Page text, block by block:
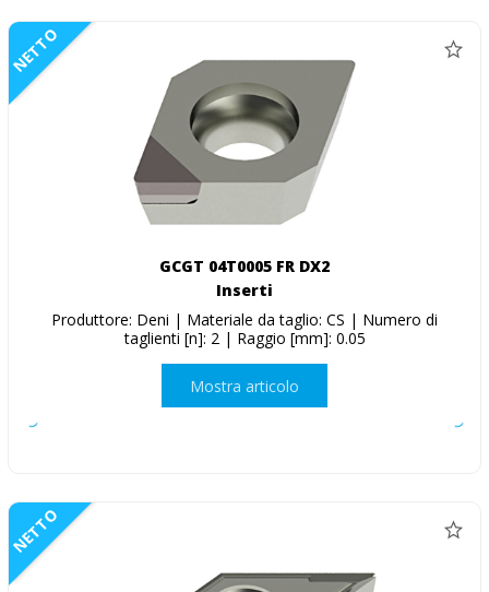
NETTO
GCGT 04T0005 FR DX2
Inserti
Produttore: Deni | Materiale da taglio: CS | Numero di
taglienti [n]: 2 | Raggio [mm]: 0.05
Mostra articolo
NETTO